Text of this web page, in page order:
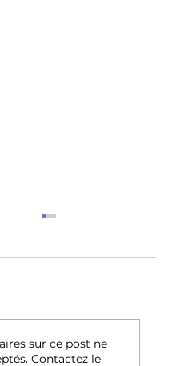
sur ce post ne
Contactez le